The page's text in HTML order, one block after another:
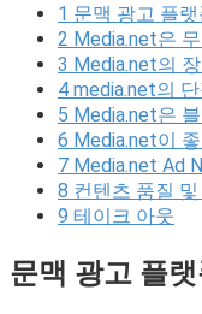
1 문맥 광고 플
2 Media.net은
3 Media.net의
4 media.net의 단
5 Media.net은
6 Media.net이
7 Media.net Ad
8 컨텐츠 품질
9 테이크 아웃
문맥 광고 플